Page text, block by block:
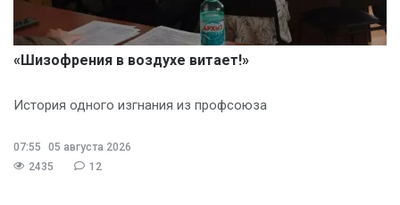
«Шизофрения в воздухе витает!»
История одного изгнания из профсоюза
07:55
05 августа 2026
2435
12